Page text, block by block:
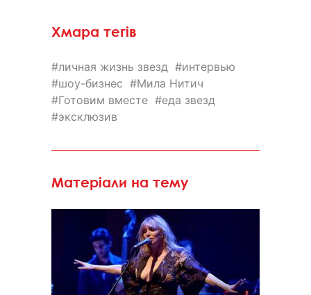
Хмара тегів
личная жизнь звезд
интервью
шоу-бизнес
Мила Нитич
Готовим вместе
еда звезд
эксклюзив
Матеріали на тему